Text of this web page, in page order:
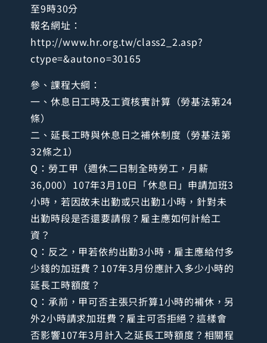
至9時30分
報名網址：
http://www.hr.org.tw/class2_2.asp?
ctype=&autono=30165
參、課程大綱：
一、休息日工時及工資核實計算（勞基法第24
條）
二、延長工時與休息日之補休制度（勞基法第
32條之1）
Q：勞工甲（週休二日制全時勞工，月薪
36,000）107年3月10日「休息日」申請加班3
小時，若因故未出勤或只出勤1小時，針對未
出勤時段是否還要請假？雇主應如何計給工
資？
Q：反之，甲若依約出勤3小時，雇主應給付多
少錢的加班費？107年3月份應計入多少小時的
延長工時額度？
Q：承前，甲可否主張只折算1小時的補休，另
外2小時請求加班費？雇主可否拒絕？這樣會
否影響107年3月計入之延長工時額度？相關程